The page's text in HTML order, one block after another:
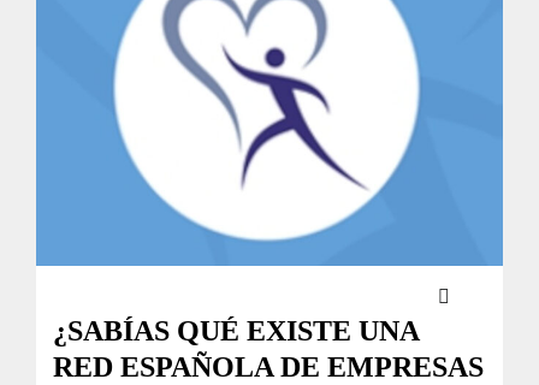
¿SABÍAS QUÉ EXISTE UNA
RED ESPAÑOLA DE EMPRESAS